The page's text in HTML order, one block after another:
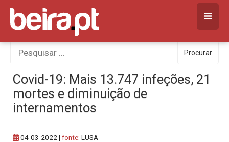
Skip
content
Procurar
por:
Procurar
Covid-19: Mais 13.747 infeções, 21
mortes e diminuição de
internamentos
04-03-2022 | fonte: LUSA